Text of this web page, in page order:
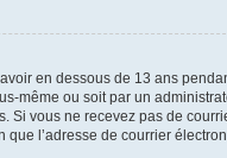
en dessous de 13 ans
même ou soit par un
Si vous ne recevez pas de
l’adresse de courrier